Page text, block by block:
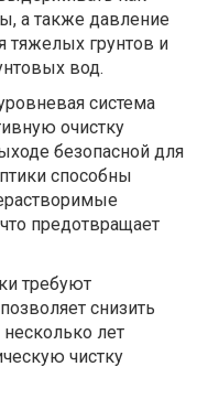
а также давление
тяжелых грунтов и
вод.
система
очистку
безопасной для
способны
предотвращает
требуют
снизить
лет
чистку